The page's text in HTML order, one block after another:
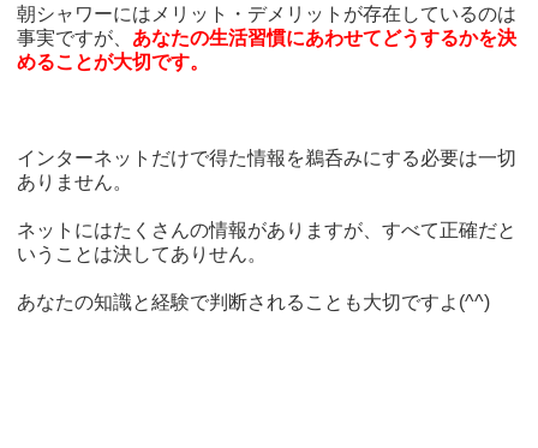
朝シャワーにはメリット・デメリットが存在しているのは
事実ですが、 あなたの生活習慣にあわせてどうするかを決
めることが大切です。
インターネットだけで得た情報を鵜呑みにする必要は一切
ありません。
ネットにはたくさんの情報がありますが、すべて正確だと
いうことは決してありせん。
あなたの知識と経験で判断されることも大切ですよ(^^)